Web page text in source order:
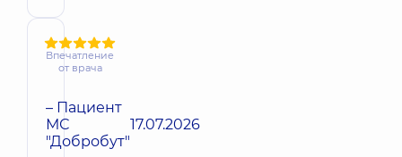
Впечатление
от врача
– Пациент
МС
"Добробут"
17.07.2026